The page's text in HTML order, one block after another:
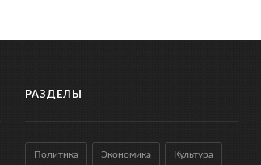
РАЗДЕЛЫ
Политика Экономика Культура